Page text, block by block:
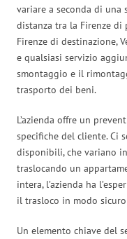
variare a seconda di
distanza tra la Firenze di
Firenze di destinazione,
e qualsiasi servizio
smontaggio e il
trasporto dei beni.
L’azienda offre un
specifiche del cliente. Ci
disponibili, che variano
traslocando un
intera, l’azienda ha
il trasloco in modo
Un elemento chiave del